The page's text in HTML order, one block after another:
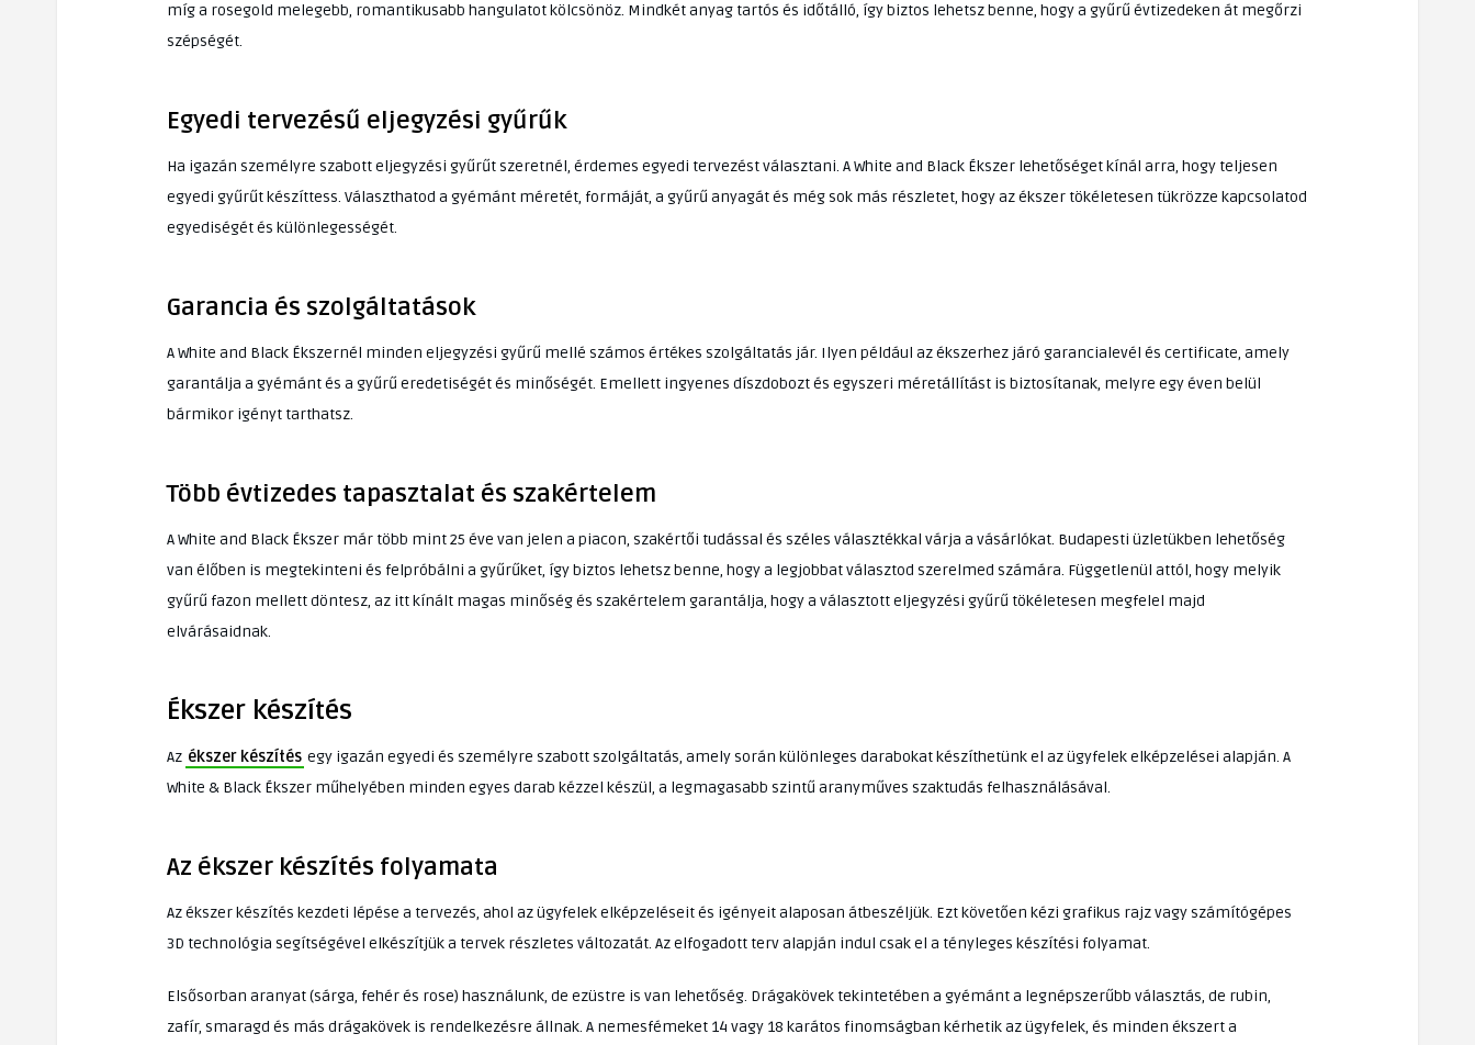
míg a rosegold melegebb, romantikusabb hangulatot kölcsönöz. Mindkét anyag tartós és időtálló, így biztos lehetsz benne, hogy a gyűrű évtizedeken át megőrzi
szépségét.
Egyedi tervezésű eljegyzési gyűrűk
Ha igazán személyre szabott eljegyzési gyűrűt szeretnél, érdemes egyedi tervezést választani. A White and Black Ékszer lehetőséget kínál arra, hogy teljesen
egyedi gyűrűt készíttess. Választhatod a gyémánt méretét, formáját, a gyűrű anyagát és még sok más részletet, hogy az ékszer tökéletesen tükrözze kapcsolatod
egyediségét és különlegességét.
Garancia és szolgáltatások
A White and Black Ékszernél minden eljegyzési gyűrű mellé számos értékes szolgáltatás jár. Ilyen például az ékszerhez járó garancialevél és certificate, amely
garantálja a gyémánt és a gyűrű eredetiségét és minőségét. Emellett ingyenes díszdobozt és egyszeri méretállítást is biztosítanak, melyre egy éven belül
bármikor igényt tarthatsz.
Több évtizedes tapasztalat és szakértelem
A White and Black Ékszer már több mint 25 éve van jelen a piacon, szakértői tudással és széles választékkal várja a vásárlókat. Budapesti üzletükben lehetőség
van élőben is megtekinteni és felpróbálni a gyűrűket, így biztos lehetsz benne, hogy a legjobbat választod szerelmed számára. Függetlenül attól, hogy melyik
gyűrű fazon mellett döntesz, az itt kínált magas minőség és szakértelem garantálja, hogy a választott eljegyzési gyűrű tökéletesen megfelel majd
elvárásaidnak.
Ékszer készítés
Az ékszer készítés egy igazán egyedi és személyre szabott szolgáltatás, amely során különleges darabokat készíthetünk el az ügyfelek elképzelései alapján. A
White & Black Ékszer műhelyében minden egyes darab kézzel készül, a legmagasabb szintű aranyműves szaktudás felhasználásával.
Az ékszer készítés folyamata
Az ékszer készítés kezdeti lépése a tervezés, ahol az ügyfelek elképzeléseit és igényeit alaposan átbeszéljük. Ezt követően kézi grafikus rajz vagy számítógépes
3D technológia segítségével elkészítjük a tervek részletes változatát. Az elfogadott terv alapján indul csak el a tényleges készítési folyamat.
Elsősorban aranyat (sárga, fehér és rose) használunk, de ezüstre is van lehetőség. Drágakövek tekintetében a gyémánt a legnépszerűbb választás, de rubin,
zafír, smaragd és más drágakövek is rendelkezésre állnak. A nemesfémeket 14 vagy 18 karátos finomságban kérhetik az ügyfelek, és minden ékszert a